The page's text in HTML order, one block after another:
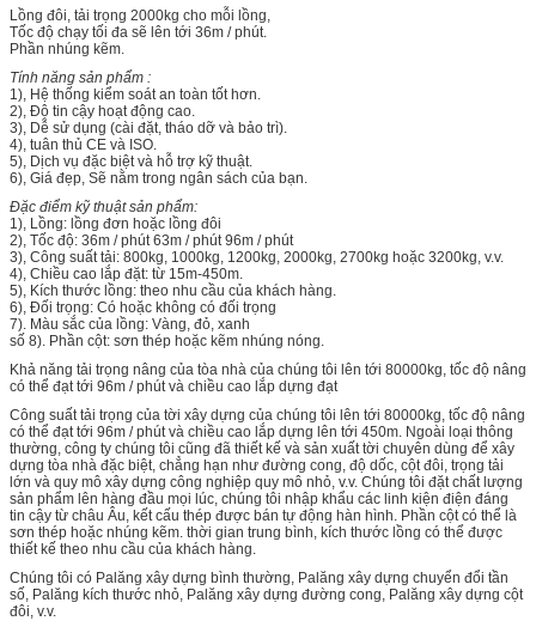
Lồng đôi, tải trọng 2000kg cho mỗi lồng,
Tốc độ chạy tối đa sẽ lên tới 36m / phút.
Phần nhúng kẽm.
Tính năng sản phẩm :
1), Hệ thống kiểm soát an toàn tốt hơn.
2), Độ tin cậy hoạt động cao.
3), Dễ sử dụng (cài đặt, tháo dỡ và bảo trì).
4), tuân thủ CE và ISO.
5), Dịch vụ đặc biệt và hỗ trợ kỹ thuật.
6), Giá đẹp, Sẽ nằm trong ngân sách của bạn.
Đặc điểm kỹ thuật sản phẩm:
1), Lồng: lồng đơn hoặc lồng đôi
2), Tốc độ: 36m / phút 63m / phút 96m / phút
3), Công suất tải: 800kg, 1000kg, 1200kg, 2000kg, 2700kg hoặc 3200kg, v.v.
4), Chiều cao lắp đặt: từ 15m-450m.
5), Kích thước lồng: theo nhu cầu của khách hàng.
6), Đối trọng: Có hoặc không có đối trọng
7). Màu sắc của lồng: Vàng, đỏ, xanh
số 8). Phần cột: sơn thép hoặc kẽm nhúng nóng.
Khả năng tải trọng nâng của tòa nhà của chúng tôi lên tới 80000kg, tốc độ nâng
có thể đạt tới 96m / phút và chiều cao lắp dựng đạt
Công suất tải trọng của tời xây dựng của chúng tôi lên tới 80000kg, tốc độ nâng
có thể đạt tới 96m / phút và chiều cao lắp dựng lên tới 450m. Ngoài loại thông
thường, công ty chúng tôi cũng đã thiết kế và sản xuất tời chuyên dùng để xây
dựng tòa nhà đặc biệt, chẳng hạn như đường cong, độ dốc, cột đôi, trọng tải
lớn và quy mô xây dựng công nghiệp quy mô nhỏ, v.v. Chúng tôi đặt chất lượng
sản phẩm lên hàng đầu mọi lúc, chúng tôi nhập khẩu các linh kiện điện đáng
tin cậy từ châu Âu, kết cấu thép được bán tự động hàn hình. Phần cột có thể là
sơn thép hoặc nhúng kẽm. thời gian trung bình, kích thước lồng có thể được
thiết kế theo nhu cầu của khách hàng.
Chúng tôi có Palăng xây dựng bình thường, Palăng xây dựng chuyển đổi tần
số, Palăng kích thước nhỏ, Palăng xây dựng đường cong, Palăng xây dựng cột
đôi, v.v.